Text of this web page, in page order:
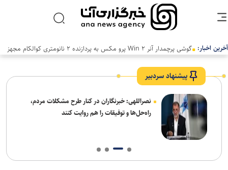
آخرین اخبار:
گوشی پرچمدار آنر Win ۲ پرو مکس به پردازنده ۲ نانومتری کوالکام مجهز
پیشنهاد سردبیر
نصراللهی: خبرنگاران در کنار طرح مشکلات مردم،
راه‌حل‌ها و توفیقات را هم روایت کنند